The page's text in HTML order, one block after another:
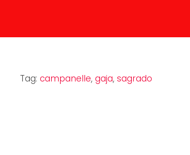
Tag: campanelle, gaja, sagrado